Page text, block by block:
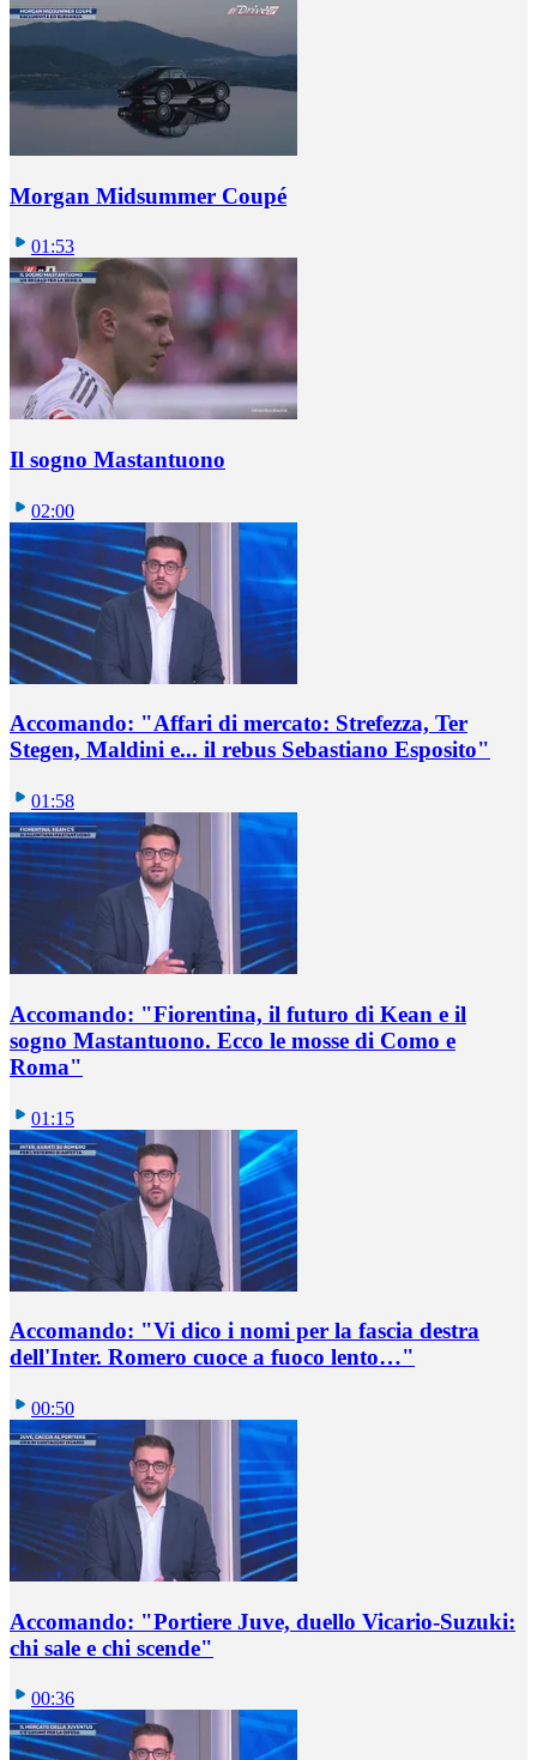
Morgan Midsummer Coupé
01:53
Il sogno Mastantuono
02:00
Accomando: "Affari di mercato: Strefezza, Ter
Stegen, Maldini e... il rebus Sebastiano Esposito"
01:58
Accomando: "Fiorentina, il futuro di Kean e il
sogno Mastantuono. Ecco le mosse di Como e
Roma"
01:15
Accomando: "Vi dico i nomi per la fascia destra
dell'Inter. Romero cuoce a fuoco lento…"
00:50
Accomando: "Portiere Juve, duello Vicario-Suzuki:
chi sale e chi scende"
00:36